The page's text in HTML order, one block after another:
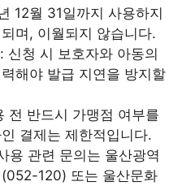
12월 31일까지 사용하지
며, 이월되지 않습니다.
: 신청 시 보호자와 아동의
해야 발급 지연을 방지할
전 반드시 가맹점 여부를
결제는 제한적입니다.
용 관련 문의는 울산광역
120) 또는 울산문화